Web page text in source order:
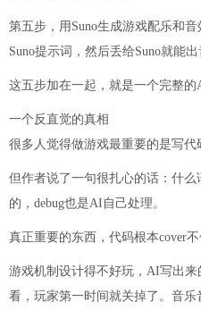
第五步，用Suno生成游戏配乐和音
Suno提示词，然后丢给Suno就能出
这五步加在一起，就是一个完整的
一个反直觉的真相
很多人觉得做游戏最重要的是写代
但作者说了一句很扎心的话：什
的，debug也是AI自己处理。
真正重要的东西，代码根本cover不
游戏机制设计得不好玩，AI写出
看，玩家第一时间就关掉了。音